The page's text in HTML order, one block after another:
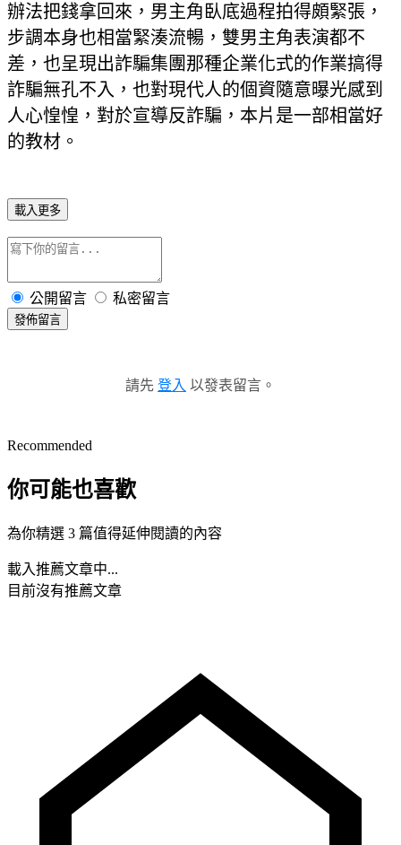
辦法把錢拿回來，男主角臥底過程拍得頗緊張，
步調本身也相當緊湊流暢，雙男主角表演都不
差，也呈現出詐騙集團那種企業化式的作業搞得
詐騙無孔不入，也對現代人的個資隨意曝光感到
人心惶惶，對於宣導反詐騙，本片是一部相當好
的教材。
載入更多
公開留言 私密留言
發佈留言
請先 登入 以發表留言。
Recommended
你可能也喜歡
為你精選 3 篇值得延伸閱讀的內容
載入推薦文章中...
目前沒有推薦文章